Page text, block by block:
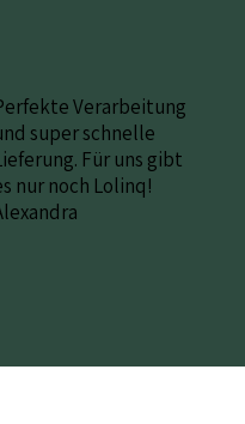
Verarbeitung
super schnelle
Für uns gibt
nur noch Lolinq!